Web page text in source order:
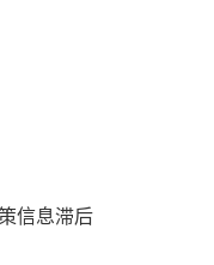
信息滞后